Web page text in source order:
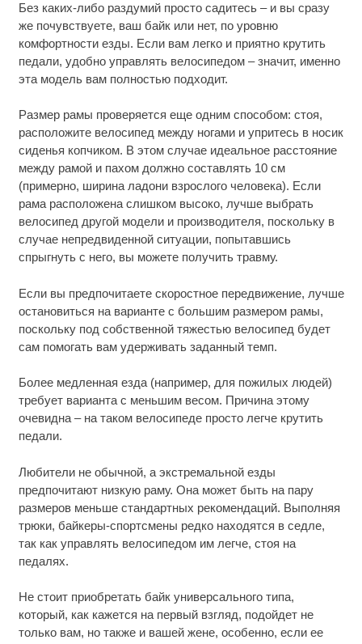
Без каких-либо раздумий просто садитесь – и вы сразу
же почувствуете, ваш байк или нет, по уровню
комфортности езды. Если вам легко и приятно крутить
педали, удобно управлять велосипедом – значит, именно
эта модель вам полностью подходит.
Размер рамы проверяется еще одним способом: стоя,
расположите велосипед между ногами и упритесь в носик
сиденья копчиком. В этом случае идеальное расстояние
между рамой и пахом должно составлять 10 см
(примерно, ширина ладони взрослого человека). Если
рама расположена слишком высоко, лучше выбрать
велосипед другой модели и производителя, поскольку в
случае непредвиденной ситуации, попытавшись
спрыгнуть с него, вы можете получить травму.
Если вы предпочитаете скоростное передвижение, лучше
остановиться на варианте с большим размером рамы,
поскольку под собственной тяжестью велосипед будет
сам помогать вам удерживать заданный темп.
Более медленная езда (например, для пожилых людей)
требует варианта с меньшим весом. Причина этому
очевидна – на таком велосипеде просто легче крутить
педали.
Любители не обычной, а экстремальной езды
предпочитают низкую раму. Она может быть на пару
размеров меньше стандартных рекомендаций. Выполняя
трюки, байкеры-спортсмены редко находятся в седле,
так как управлять велосипедом им легче, стоя на
педалях.
Не стоит приобретать байк универсального типа,
который, как кажется на первый взгляд, подойдет не
только вам, но также и вашей жене, особенно, если ее